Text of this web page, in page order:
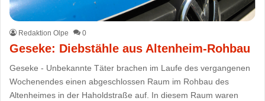
Redaktion Olpe 0
Geseke: Diebstähle aus Altenheim-Rohbau
Geseke - Unbekannte Täter brachen im Laufe des vergangenen
Wochenendes einen abgeschlossen Raum im Rohbau des
Altenheimes in der Haholdstraße auf. In diesem Raum waren